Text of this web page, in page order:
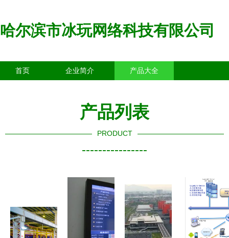
哈尔滨市冰玩网络科技有限公司
首页 企业简介 产品大全
产品列表
PRODUCT
----------------